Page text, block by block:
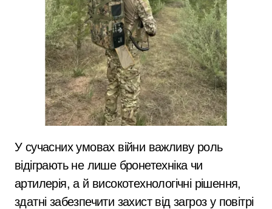
У сучасних умовах війни важливу роль
відіграють не лише бронетехніка чи
артилерія, а й високотехнологічні рішення,
здатні забезпечити захист від загроз у повітрі